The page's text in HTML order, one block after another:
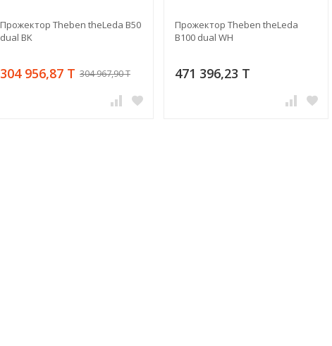
Прожектор Theben theLeda B50
dual BK
304 956,87 T 304 967,90 T
Прожектор Theben theLeda
B100 dual WH
471 396,23 T